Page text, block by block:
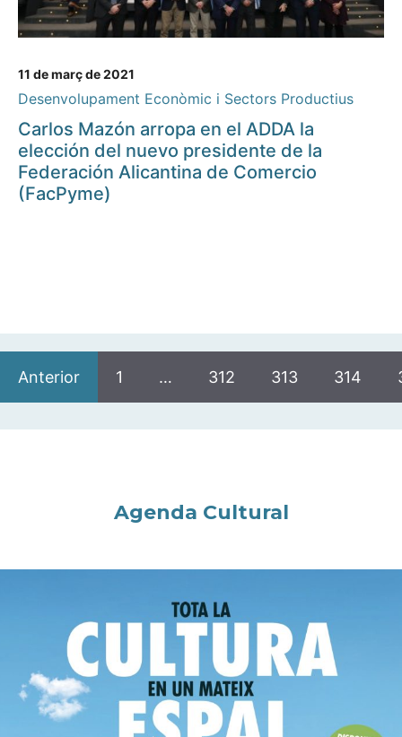
11 de març de 2021
Desenvolupament Econòmic i Sectors Productius
Carlos Mazón arropa en el ADDA la
elección del nuevo presidente de la
Federación Alicantina de Comercio
(FacPyme)
Anterior 1 … 312 313 314
Agenda Cultural